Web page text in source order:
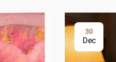
30
Dec